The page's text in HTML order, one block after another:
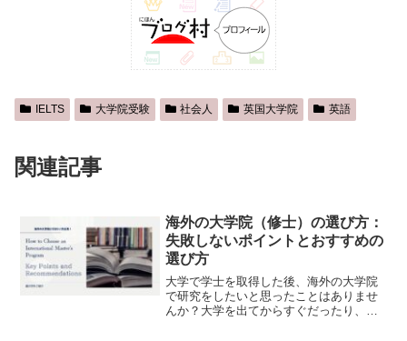
IELTS 大学院受験 社会人 英国大学院 英語
関連記事
海外の大学院（修士）の選び方：
失敗しないポイントとおすすめの
選び方
大学で学士を取得した後、海外の大学院
で研究をしたいと思ったことはありませ
んか？大学を出てからすぐだったり、社